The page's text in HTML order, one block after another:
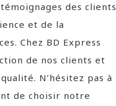
des clients
et de la
Chez BD Express
de nos clients et
N’hésitez pas à
de choisir notre